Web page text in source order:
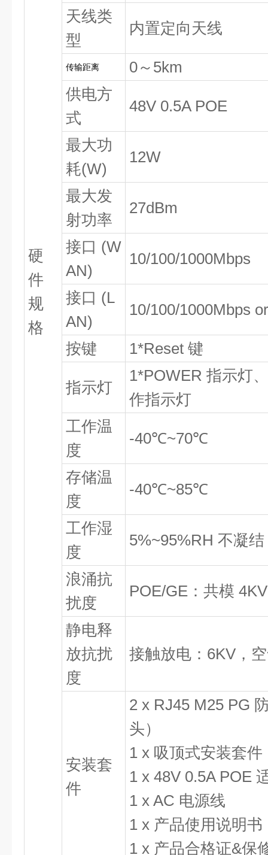
硬
件
规
格
天线类
型
内置定向天线
传输距离
0～5km
供电方
式
48V 0.5A POE
最大功
耗(W)
12W
最大发
射功率
27dBm
接口 (W
AN)
10/100/1000Mbps
接口 (L
AN)
10/100/1000Mbps
按键 1*Reset 键
指示灯
1*POWER 指示灯
作指示灯
工作温
度
-40℃~70℃
存储温
度
-40℃~85℃
工作湿
度
5%~95%RH 不凝结
浪涌抗
扰度
POE/GE：共模
静电释
放抗扰
度
接触放电：6KV，
安装套
件
2 x RJ45 M25 PG
头）
1 x 吸顶式安装套件
1 x 48V 0.5A POE
1 x AC 电源线
1 x 产品使用说明书
1 x 产品合格证&保